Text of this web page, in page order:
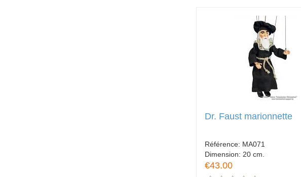
Dr. Faust marionnette
Référence: MA071
Dimension: 20 cm.
€43.00